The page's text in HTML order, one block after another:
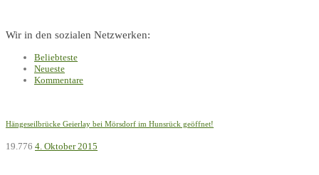
Wir in den sozialen Netzwerken:
Beliebteste
Neueste
Kommentare
Hängeseilbrücke Geierlay bei Mörsdorf im Hunsrück geöffnet!
19.776 4. Oktober 2015